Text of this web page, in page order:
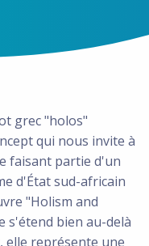
grec "holos"
qui nous invite à
faisant partie d'un
d'État sud-africain
"Holism and
s'étend bien au-delà
elle représente une